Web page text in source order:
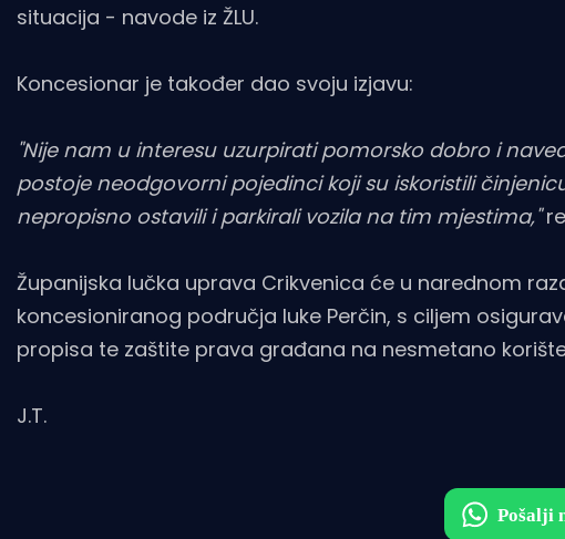
situacija - navode iz ŽLU.
Koncesionar je također dao svoju izjavu:
"Nije nam u interesu uzurpirati pomorsko dobro i
postoje neodgovorni pojedinci koji su iskoristili
nepropisno ostavili i parkirali vozila na tim mjestima,"
Županijska lučka uprava Crikvenica će u narednom
koncesioniranog područja luke Perčin, s ciljem
propisa te zaštite prava građana na nesmetano
J.T.